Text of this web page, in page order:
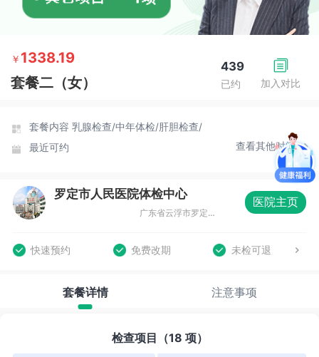
加入对比
439
已约
￥ 1338.19
套餐二（女）
套餐内容 乳腺检查/中年体检/肝胆检查/
最近可约
查看其他时间
罗定市人民医院体检中心
广东省云浮市罗定市罗城镇陵园路34号
医院主页
快速预约 免费改期 未检可退
套餐详情 注意事项
检查项目（18 项）